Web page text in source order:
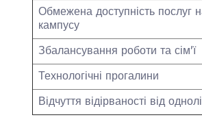
Обмежена доступність послуг
кампусу
Збалансування роботи та сім’ї
Технологічні прогалини
Відчуття відірваності від